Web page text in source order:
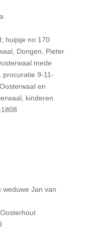
huijsje no 170
Dongen, Pieter
mede
procuratie 9-11-
en
kinderen
weduwe Jan van